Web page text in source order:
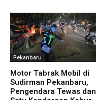
Pekanbaru
Motor Tabrak Mobil di
Sudirman Pekanbaru,
Pengendara Tewas dan